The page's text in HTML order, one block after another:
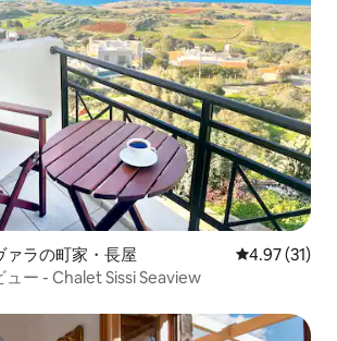
ァラの町家・長屋 レビュー31
4.97 (31)
ー - Chalet Sissi Seaview